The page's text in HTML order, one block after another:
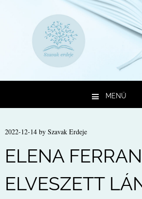
MENÜ
2022-12-14 by Szavak Erdeje
ELENA
ELVESZETT